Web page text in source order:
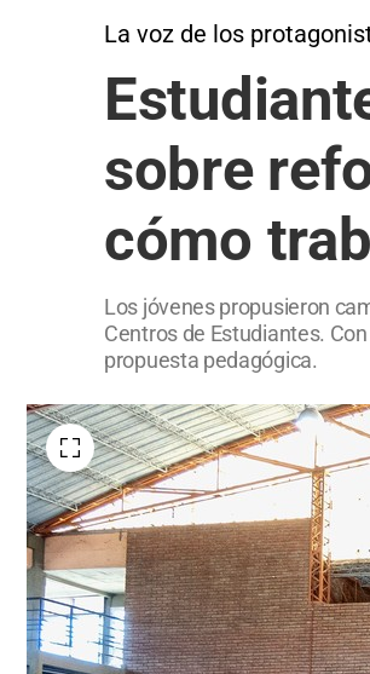
La voz de los
sobre
cómo
Los jóvenes propusieron
Centros de Estudiantes.
propuesta pedagógica.